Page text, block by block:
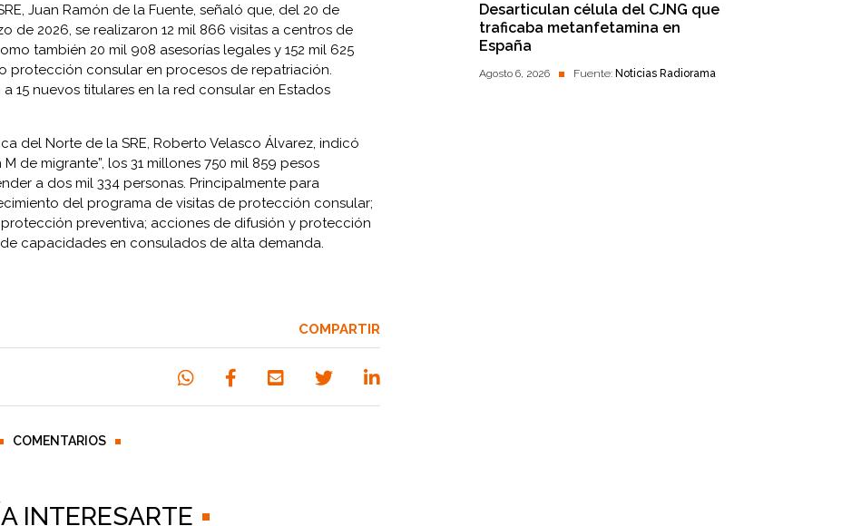
Juan Ramón de la Fuente, señaló que, del 20 de
de 2026, se realizaron 12 mil 866 visitas a centros de
también 20 mil 908 asesorías legales y 152 mil 625
protección consular en procesos de repatriación.
15 nuevos titulares en la red consular en Estados
del Norte de la SRE, Roberto Velasco Álvarez, indicó
de migrante”, los 31 millones 750 mil 859 pesos
a dos mil 334 personas. Principalmente para
del programa de visitas de protección consular;
preventiva; acciones de difusión y protección
capacidades en consulados de alta demanda.
COMPARTIR
COMENTARIOS
INTERESARTE
Desarticulan célula del CJNG que
traficaba metanfetamina en
España
Agosto 6, 2026 Fuente: Noticias Radiorama